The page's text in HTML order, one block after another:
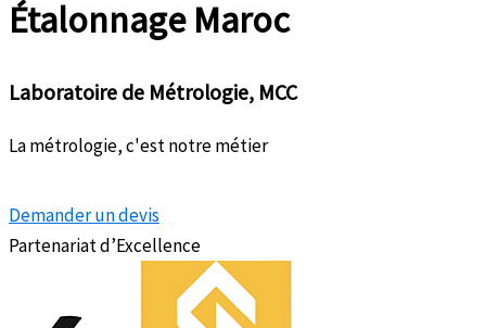
ÉtalonnageMaroc
Laboratoire de Métrologie, MCC
La métrologie, c'est notre métier
Demander un devis
Partenariat d’Excellence